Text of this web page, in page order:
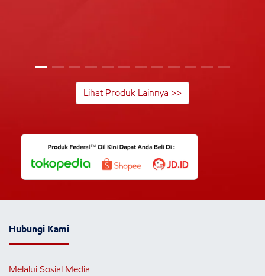
Lihat Produk Lainnya >>
Hubungi Kami
Melalui Sosial Media